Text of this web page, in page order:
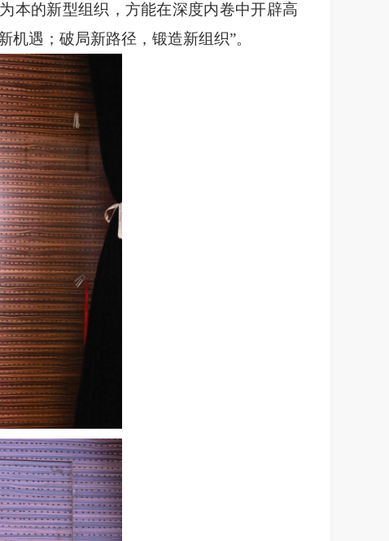
本的新型组织，方能在深度内卷中开辟高
机遇；破局新路径，锻造新组织”。